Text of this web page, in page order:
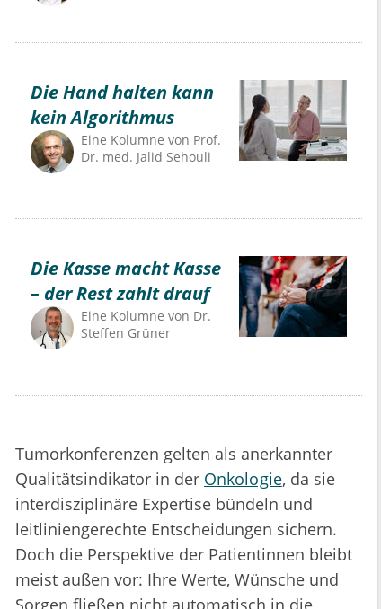
Die Hand halten kann
kein Algorithmus
Eine Kolumne von Prof.
Dr. med. Jalid Sehouli
Die Kasse macht Kasse
– der Rest zahlt drauf
Eine Kolumne von Dr.
Steffen Grüner
Tumorkonferenzen gelten als anerkannter
Qualitätsindikator in der Onkologie, da sie
interdisziplinäre Expertise bündeln und
leitliniengerechte Entscheidungen sichern.
Doch die Perspektive der Patientinnen bleibt
meist außen vor: Ihre Werte, Wünsche und